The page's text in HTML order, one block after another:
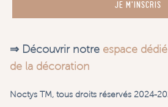
JE M'INSCRIS
⇒ Découvrir notre espace
de la décoration
Noctys TM, tous droits réservés 2024-